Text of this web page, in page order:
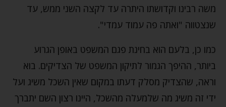
משה רבינו וקדושתו היתרה עד לקצה השני ממש, עד
שנצטווה "ואתה פה עמוד עמדי".
כמו כן, בלעם הוא בחינת פגם המשפט באופן הגרוע
ביותר, ההיפך הגמור לתיקון המשפט של הצדיקים. בוא
וראה, שהצדיק מסלק דעתו במקום שאין השכל משיג ועל
ידי זה משיג מה שלמעלה מהשכל, היינו רצון השם יתברך